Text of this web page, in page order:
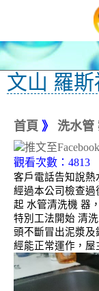
文山 羅
首頁 》 洗水管
觀看次數：4813
客戶電話告知說熱
經過本公司檢查過
起 水管清洗機 器
特別工法開始 清
頭不斷冒出泥漿
經能正常運作，屋